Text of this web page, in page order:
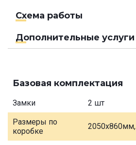
Схема работы
Дополнительные услуги
Базовая комплектация
Замки 2 шт
Размеры по
коробке